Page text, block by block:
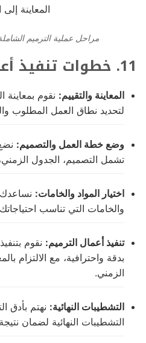
مراحل عملية الترميم
11. خطوات تنفيذ أعمال الترميم:
المعاينة والتقييم: نقوم بمعاينة
لتحديد نطاق العمل المطلوب
وضع خطة العمل والتصميم:
تشمل التصميم، الجدول الزمني،
اختيار المواد والخامات: نساعدك
والخامات التي تناسب
تنفيذ أعمال الترميم: نقوم
بدقة واحترافية، مع الالتزام
الزمني.
التشطيبات النهائية: نهتم بأدق
التشطيبات النهائية لضمان